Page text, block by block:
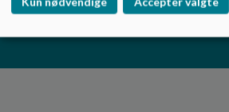
Cookie politik